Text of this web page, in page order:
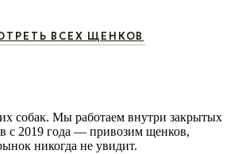
ВСЕХ ЩЕНКОВ
собак. Мы работаем внутри закрытых
с 2019 года — привозим щенков,
никогда не увидит.